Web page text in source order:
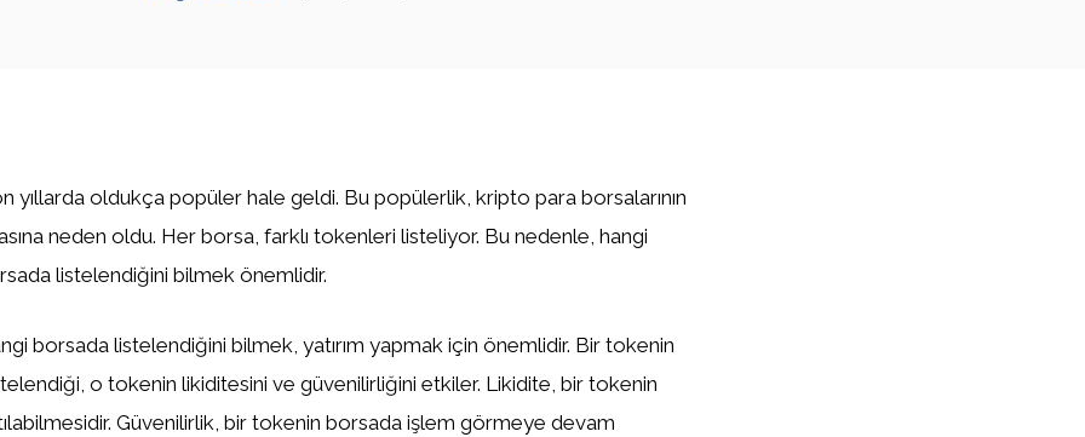
yıllarda oldukça popüler hale geldi. Bu popülerlik, kripto para borsalarının
neden oldu. Her borsa, farklı tokenleri listeliyor. Bu nedenle, hangi
listelendiğini bilmek önemlidir.
borsada listelendiğini bilmek, yatırım yapmak için önemlidir. Bir tokenin
o tokenin likiditesini ve güvenilirliğini etkiler. Likidite, bir tokenin
Güvenilirlik, bir tokenin borsada işlem görmeye devam